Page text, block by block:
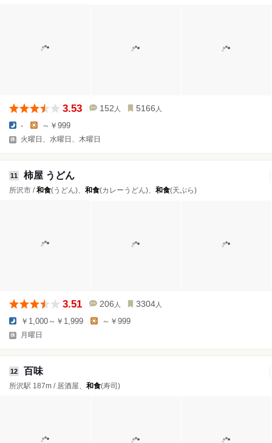
3.53 152 人 5166 人
- ～￥999
火曜日、水曜日、木曜日
11 柿屋 うどん
所沢市 /和食(うどん)、 和食(カレーうどん)、 和食(天ぷら)
3.51 206 人 3304 人
￥1,000～￥1,999 ～￥999
月曜日
12 百味
所沢駅 187m / 居酒屋、 和食(寿司)